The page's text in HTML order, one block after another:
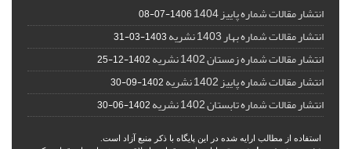
انتشار مقالات شماره پاییز 1404 1406-07-08
انتشار مقالات شماره بهار 1403 نشریه 1403-03-31
انتشار مقالات شماره زمستان 1402 نشریه 1402-12-25
انتشار مقالات شماره پاییز 1402 نشریه 1402-09-30
انتشار مقالات شماره تابستان 1402 نشریه 1402-06-30
استفاده از مطالب ارایه شده در این پایگاه با ذکر منبع آزاد است.